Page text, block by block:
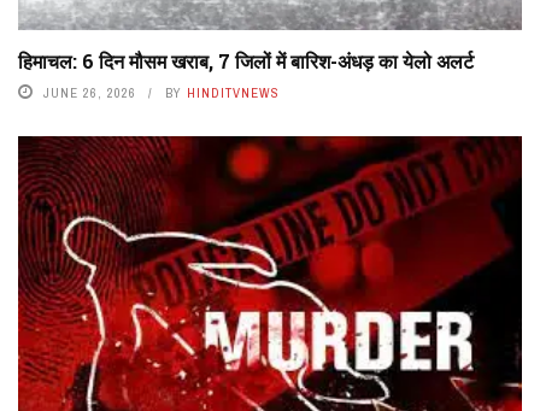
हिमाचल: 6 दिन मौसम खराब, 7 जिलों में बारिश-अंधड़ का येलो अलर्ट
JUNE 26, 2026 BY HINDITVNEWS